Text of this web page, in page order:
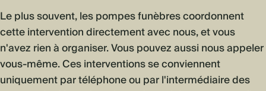
Le plus souvent, les pompes funèbres coordonnent
cette intervention directement avec nous, et vous
n'avez rien à organiser. Vous pouvez aussi nous appeler
vous-même. Ces interventions se conviennent
uniquement par téléphone ou par l'intermédiaire des